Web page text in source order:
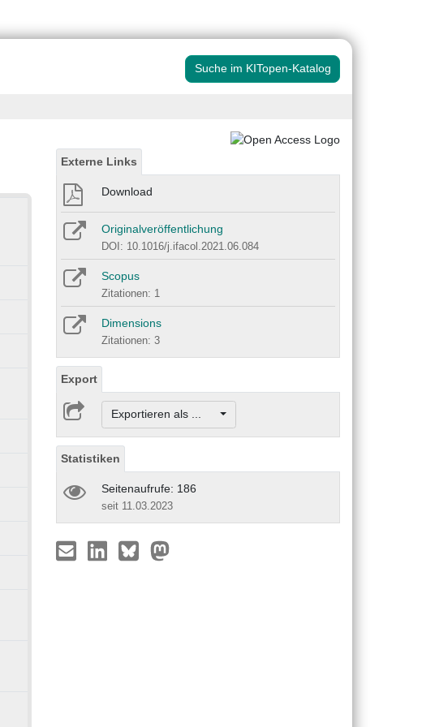
Suche im KITopen-Katalog
Externe Links
Download
Originalveröffentlichung
DOI: 10.1016/j.ifacol.2021.06.084
Scopus
Zitationen: 1
Dimensions
Zitationen: 3
Export
Exportieren als ...
Statistiken
Seitenaufrufe: 186
seit 11.03.2023